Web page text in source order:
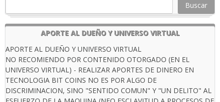
Buscar
APORTE AL DUEÑO Y UNIVERSO VIRTUAL
APORTE AL DUEÑO Y UNIVERSO VIRTUAL
NO RECOMIENDO POR CONTENIDO OTORGADO (EN EL
UNIVERSO VIRTUAL) - REALIZAR APORTES DE DINERO EN
TECNOLOGIA BIT COINS NO ES POR ALGO DE
DISCRIMINACION, SINO "SENTIDO COMUN" Y "UN DELITO" AL